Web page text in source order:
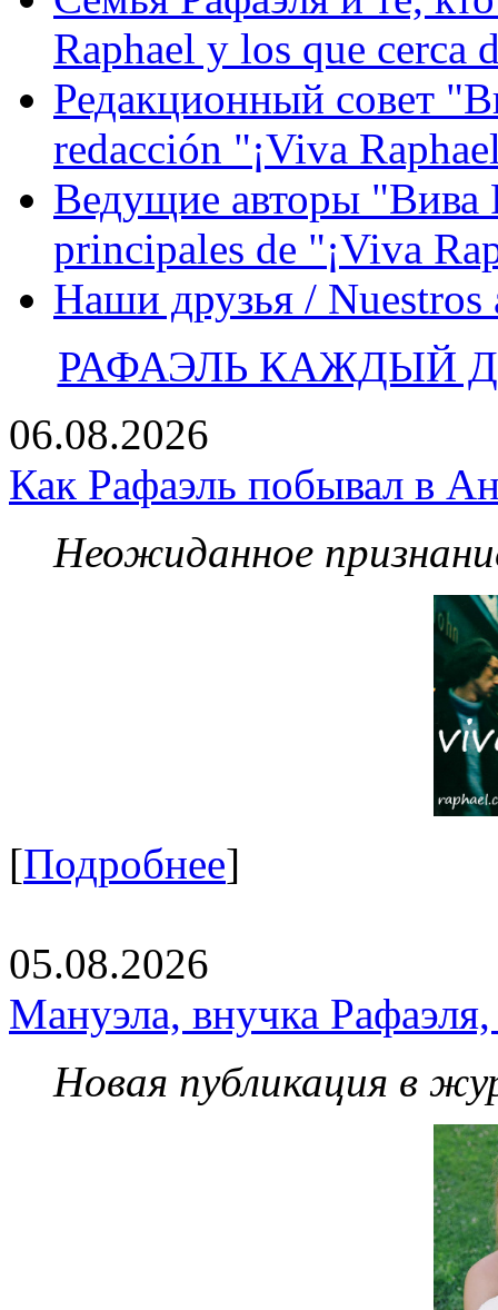
Raphael y los que cerca
Редакционный совет
redacción "¡Viva
Ведущие авторы "Вива
principales de "¡Viva
Наши друзья / Nuestros
РАФАЭЛЬ КАЖДЫЙ
06.08.2026
Как Рафаэль побывал в
Неожиданное
[Подробнее]
05.08.2026
Мануэла, внучка
Новая публикация в